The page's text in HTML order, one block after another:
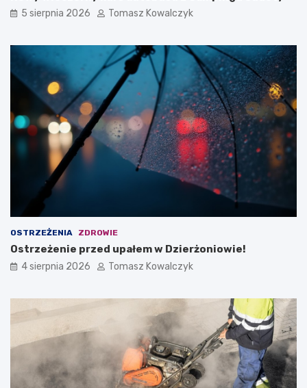
5 sierpnia 2026 Tomasz Kowalczyk
OSTRZEŻENIA ZDROWIE
Ostrzeżenie przed upałem w Dzierżoniowie!
4 sierpnia 2026 Tomasz Kowalczyk